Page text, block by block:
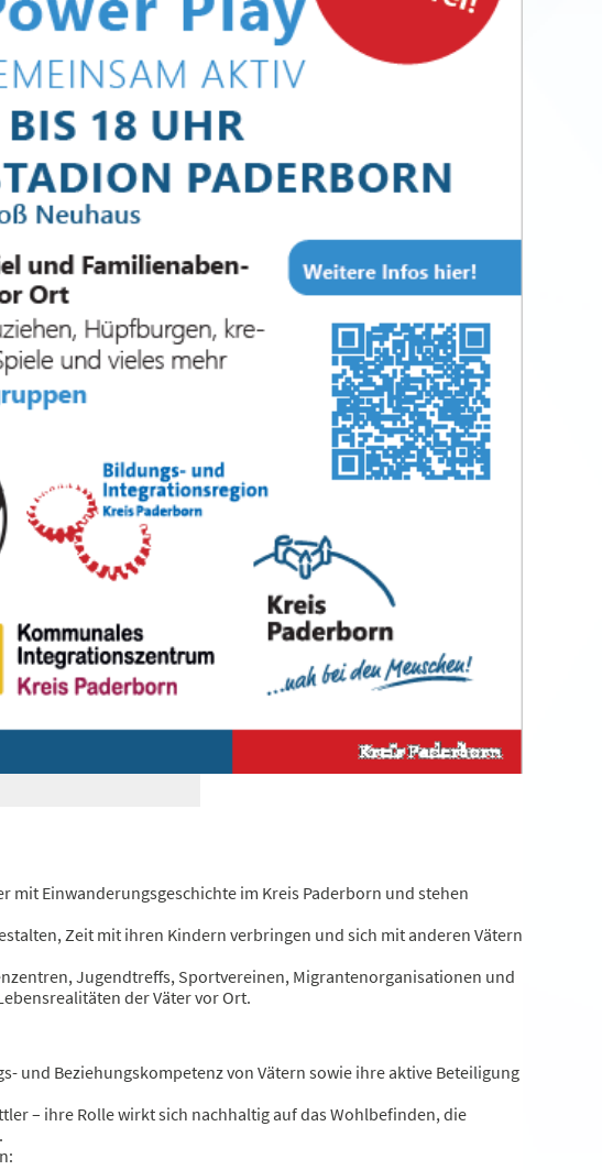
mit Einwanderungsgeschichte im Kreis Paderborn und stehen
Zeit mit ihren Kindern verbringen und sich mit anderen Vätern
Jugendtreffs, Sportvereinen, Migrantenorganisationen und
der Väter vor Ort.
und Beziehungskompetenz von Vätern sowie ihre aktive Beteiligung
– ihre Rolle wirkt sich nachhaltig auf das Wohlbefinden, die